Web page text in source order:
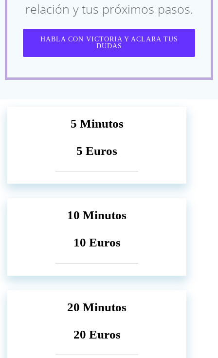
relación y tus próximos pasos.
HABLA CON VICTORIA Y ACLARA TUS
DUDAS
5 Minutos
5 Euros
10 Minutos
10 Euros
20 Minutos
20 Euros